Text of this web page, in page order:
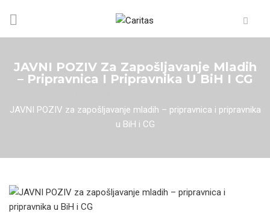
JAVNI POZIV Za Zapošljavanje Mladih
– Pripravnica I Pripravnika U BiH I CG
JAVNI POZIV za zapošljavanje mladih – pripravnica i pripravnika
u BiH i CG